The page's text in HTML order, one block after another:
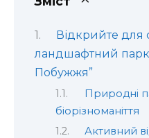
Відкрийте для
ландшафтний парк
Побужжя”
Природні
біорізноманіття
Активний